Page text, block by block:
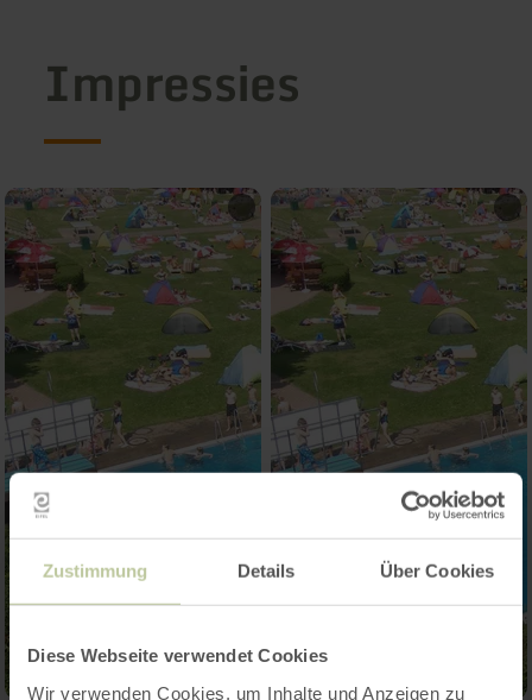
Zustimmung Details Über Cookies
Diese Webseite verwendet Cookies
Wir verwenden Cookies, um Inhalte und Anzeigen zu
Impressies